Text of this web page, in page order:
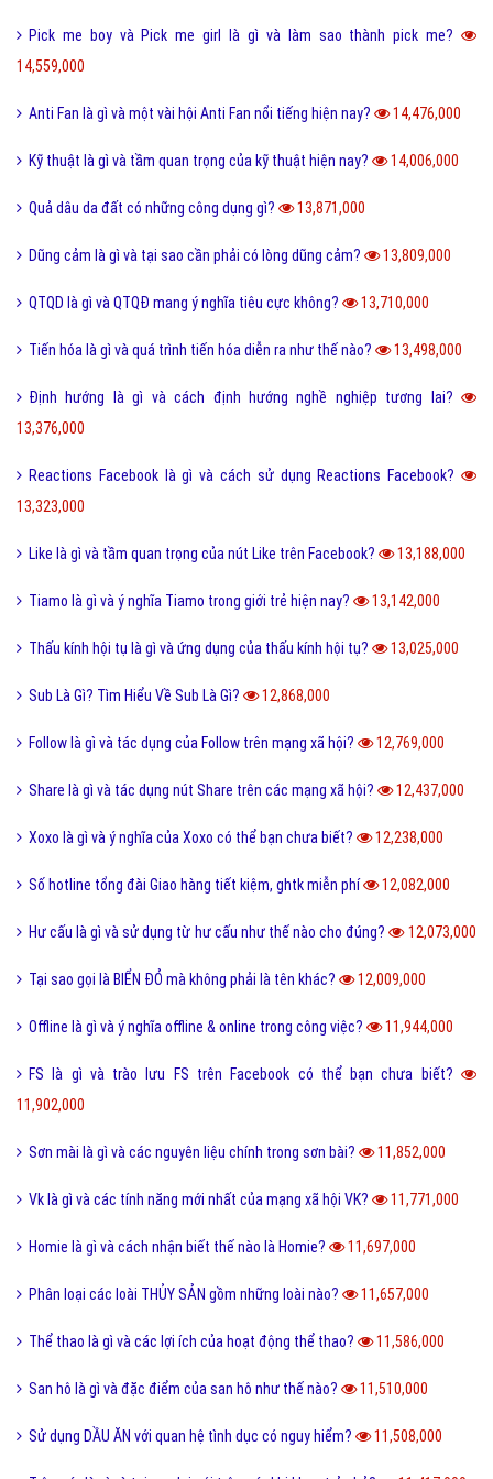
Pick me boy và Pick me girl là gì và làm sao thành pick me?
14,559,000
Anti Fan là gì và một vài hội Anti Fan nổi tiếng hiện nay? 14,476,000
Kỹ thuật là gì và tầm quan trọng của kỹ thuật hiện nay? 14,006,000
Quả dâu da đất có những công dụng gì? 13,871,000
Dũng cảm là gì và tại sao cần phải có lòng dũng cảm? 13,809,000
QTQD là gì và QTQĐ mang ý nghĩa tiêu cực không? 13,710,000
Tiến hóa là gì và quá trình tiến hóa diễn ra như thế nào? 13,498,000
Định hướng là gì và cách định hướng nghề nghiệp tương lai?
13,376,000
Reactions Facebook là gì và cách sử dụng Reactions Facebook?
13,323,000
Like là gì và tầm quan trọng của nút Like trên Facebook? 13,188,000
Tiamo là gì và ý nghĩa Tiamo trong giới trẻ hiện nay? 13,142,000
Thấu kính hội tụ là gì và ứng dụng của thấu kính hội tụ? 13,025,000
Sub Là Gì? Tìm Hiểu Về Sub Là Gì? 12,868,000
Follow là gì và tác dụng của Follow trên mạng xã hội? 12,769,000
Share là gì và tác dụng nút Share trên các mạng xã hội? 12,437,000
Xoxo là gì và ý nghĩa của Xoxo có thể bạn chưa biết? 12,238,000
Số hotline tổng đài Giao hàng tiết kiệm, ghtk miễn phí 12,082,000
Hư cấu là gì và sử dụng từ hư cấu như thế nào cho đúng? 12,073,000
Tại sao gọi là BIỂN ĐỎ mà không phải là tên khác? 12,009,000
Offline là gì và ý nghĩa offline & online trong công việc? 11,944,000
FS là gì và trào lưu FS trên Facebook có thể bạn chưa biết?
11,902,000
Sơn mài là gì và các nguyên liệu chính trong sơn bài? 11,852,000
Vk là gì và các tính năng mới nhất của mạng xã hội VK? 11,771,000
Homie là gì và cách nhận biết thế nào là Homie? 11,697,000
Phân loại các loài THỦY SẢN gồm những loài nào? 11,657,000
Thể thao là gì và các lợi ích của hoạt động thể thao? 11,586,000
San hô là gì và đặc điểm của san hô như thế nào? 11,510,000
Sử dụng DẦU ĂN với quan hệ tình dục có nguy hiểm? 11,508,000